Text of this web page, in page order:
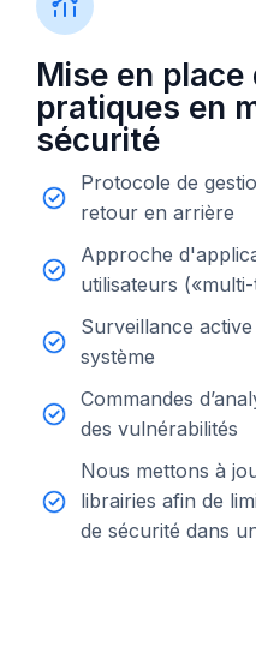
Mise en
pratiques en
sécurité
Protocole de
retour en arrière
Approche
utilisateurs
Surveillance
système
Commandes
des vulnérabilités
Nous mettons à
librairies afin de
de sécurité dans